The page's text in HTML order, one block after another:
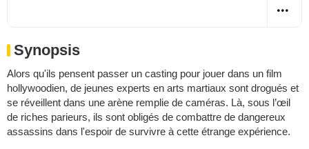
Synopsis
Alors qu'ils pensent passer un casting pour jouer dans un film
hollywoodien, de jeunes experts en arts martiaux sont drogués et
se réveillent dans une arène remplie de caméras. Là, sous l’œil
de riches parieurs, ils sont obligés de combattre de dangereux
assassins dans l'espoir de survivre à cette étrange expérience.